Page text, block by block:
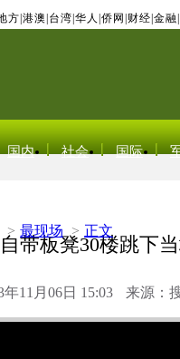
方 港澳 台湾 华人 侨网 财经 金融
国内 社会 国际
> 最现场 > 正文
带板凳30楼跳下
11月06日 15:03 来源：